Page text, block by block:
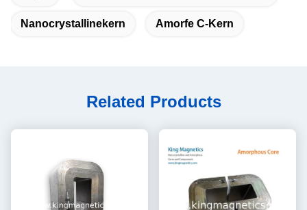
Nanocrystallinekern Amorfe C-Kern
Related Products